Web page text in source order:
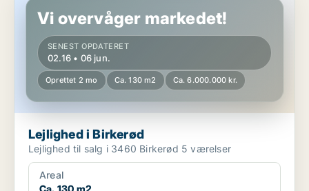
Vi overvåger markedet!
SENEST OPDATERET
02.16 • 06 jun.
Oprettet 2 mo Ca. 130 m2 Ca. 6.000.000 kr.
Lejlighed i Birkerød
Lejlighed til salg i 3460 Birkerød 5 værelser
Areal